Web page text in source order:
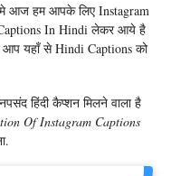
मे आज हम आपके लिए Instagram
In Hindi लेकर आये है
आप यहाँ से Hindi Captions को
हिंदी कैप्शन मिलने वाला है
Of Instagram Captions